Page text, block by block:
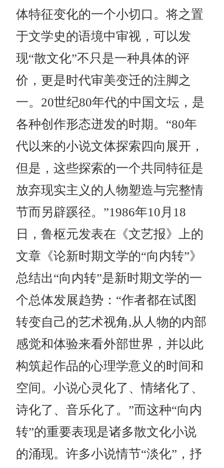
体特征变化的一个小切口。将之置
于文学史的语境中审视，可以发
现“散文化”不只是一种具体的评
价，更是时代审美变迁的注脚之
一。20世纪80年代的中国文坛，是
各种创作形态迸发的时期。“80年
代以来的小说文体探索四向展开，
但是，这些探索的一个共同特征是
放弃现实主义的人物塑造与完整情
节而另辟蹊径。”1986年10月18
日，鲁枢元发表在《文艺报》上的
文章《论新时期文学的“向内转”》
总结出“向内转”是新时期文学的一
个总体发展趋势：“作者都在试图
转变自己的艺术视角,从人物的内部
感觉和体验来看外部世界，并以此
构筑起作品的心理学意义的时间和
空间。小说心灵化了、情绪化了、
诗化了、音乐化了。”而这种“向内
转”的重要表现是诸多散文化小说
的涌现。许多小说情节“淡化”，抒